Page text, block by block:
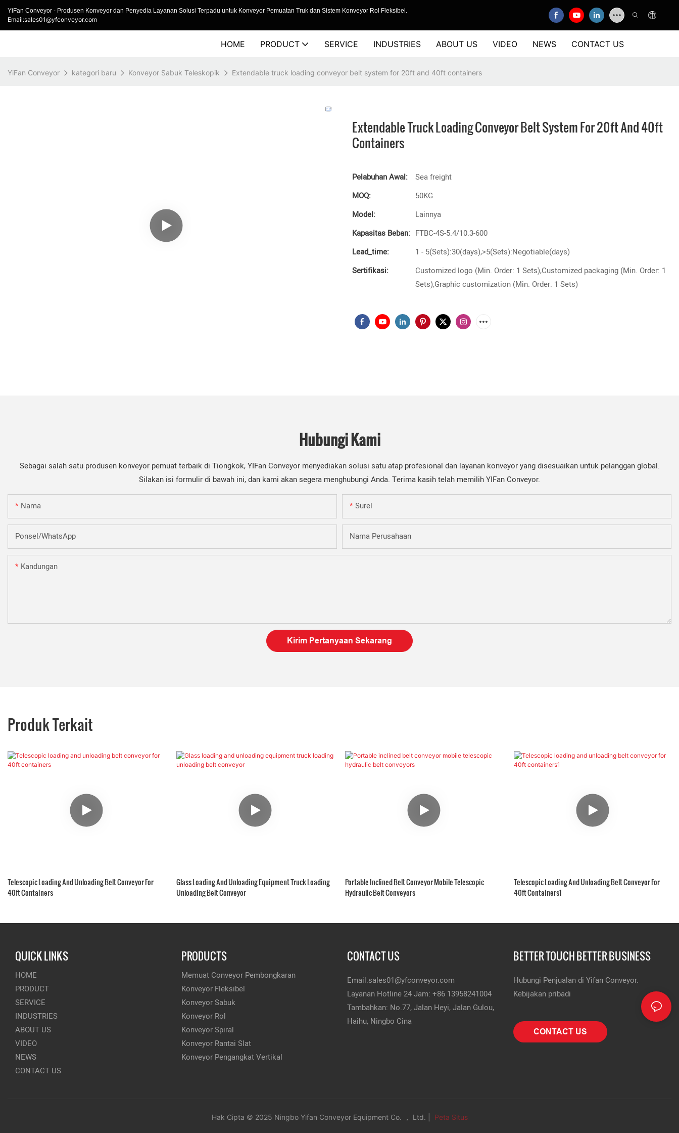
YiFan Conveyor - Produsen Konveyor dan Penyedia Layanan Solusi Terpadu untuk Konveyor Pemuatan Truk dan Sistem Konveyor Rol Fleksibel.
Email:sales01@yfconveyor.com
HOME PRODUCT SERVICE INDUSTRIES ABOUT US VIDEO NEWS CONTACT US
YiFan Conveyor kategori baru Konveyor Sabuk Teleskopik Extendable truck loading conveyor belt system for 20ft and 40ft containers
Extendable Truck Loading Conveyor Belt System For 20ft And 40ft
Containers
Pelabuhan Awal:
Sea freight
MOQ:
50KG
Model:
Lainnya
Kapasitas Beban: FTBC-4S-5.4/10.3-600
Lead_time:
1 - 5(Sets):30(days),>5(Sets):Negotiable(days)
Sertifikasi:
Customized logo (Min. Order: 1 Sets),Customized packaging (Min. Order: 1
Sets),Graphic customization (Min. Order: 1 Sets)
Hubungi Kami
Sebagai salah satu produsen konveyor pemuat terbaik di Tiongkok, YIFan Conveyor menyediakan solusi satu atap profesional dan layanan konveyor yang disesuaikan untuk pelanggan global.
Silakan isi formulir di bawah ini, dan kami akan segera menghubungi Anda. Terima kasih telah memilih YIFan Conveyor.
Nama Surel
Ponsel/WhatsApp Nama Perusahaan
Kandungan
Kirim Pertanyaan Sekarang
Produk Terkait
Telescopic Loading And Unloading Belt Conveyor For
40ft Containers
Glass Loading And Unloading Equipment Truck Loading
Unloading Belt Conveyor
Portable Inclined Belt Conveyor Mobile Telescopic
Hydraulic Belt Conveyors
Telescopic Loading And Unloading Belt Conveyor For
40ft Containers1
QUICK LINKS
HOME
PRODUCT
SERVICE
INDUSTRIES
ABOUT US
VIDEO
NEWS
CONTACT US
PRODUCTS
Memuat Conveyor Pembongkaran
Konveyor Fleksibel
Konveyor Sabuk
Konveyor Rol
Konveyor Spiral
Konveyor Rantai Slat
Konveyor Pengangkat Vertikal
CONTACT US
Email:sales01@yfconveyor.com
Layanan Hotline 24 Jam: +86 13958241004
Tambahkan: No.77, Jalan Heyi, Jalan Gulou,
Haihu, Ningbo Cina
BETTER TOUCH BETTER BUSINESS
Hubungi Penjualan di Yifan Conveyor.
Kebijakan pribadi
CONTACT US
Hak Cipta © 2025 Ningbo Yifan Conveyor Equipment Co. ， Ltd. | Peta Situs